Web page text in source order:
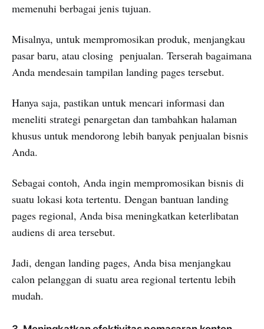
memenuhi berbagai jenis tujuan.
Misalnya, untuk mempromosikan produk, menjangkau
pasar baru, atau closing penjualan. Terserah bagaimana
Anda mendesain tampilan landing pages tersebut.
Hanya saja, pastikan untuk mencari informasi dan
meneliti strategi penargetan dan tambahkan halaman
khusus untuk mendorong lebih banyak penjualan bisnis
Anda.
Sebagai contoh, Anda ingin mempromosikan bisnis di
suatu lokasi kota tertentu. Dengan bantuan landing
pages regional, Anda bisa meningkatkan keterlibatan
audiens di area tersebut.
Jadi, dengan landing pages, Anda bisa menjangkau
calon pelanggan di suatu area regional tertentu lebih
mudah.